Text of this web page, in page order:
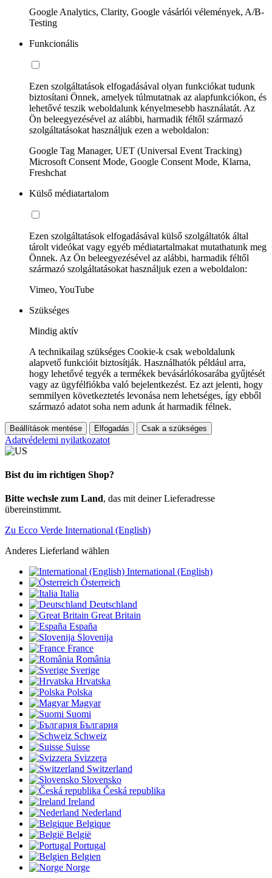
Google Analytics, Clarity, Google vásárlói vélemények, A/B-
Testing
Funkcionális
Ezen szolgáltatások elfogadásával olyan funkciókat tudunk
biztosítani Önnek, amelyek túlmutatnak az alapfunkciókon, és
lehetővé teszik weboldalunk kényelmesebb használatát. Az
Ön beleegyezésével az alábbi, harmadik féltől származó
szolgáltatásokat használjuk ezen a weboldalon:
Google Tag Manager, UET (Universal Event Tracking)
Microsoft Consent Mode, Google Consent Mode, Klarna,
Freshchat
Külső médiatartalom
Ezen szolgáltatások elfogadásával külső szolgáltatók által
tárolt videókat vagy egyéb médiatartalmakat mutathatunk meg
Önnek. Az Ön beleegyezésével az alábbi, harmadik féltől
származó szolgáltatásokat használjuk ezen a weboldalon:
Vimeo, YouTube
Szükséges
Mindig aktív
A technikailag szükséges Cookie-k csak weboldalunk
alapvető funkcióit biztosítják. Használhatók például arra,
hogy lehetővé tegyék a termékek bevásárlókosarába gyűjtését
vagy az ügyfélfiókba való bejelentkezést. Ez azt jelenti, hogy
semmilyen következtetés levonása nem lehetséges, így ebből
származó adatot soha nem adunk át harmadik félnek.
Beállítások mentése Elfogadás Csak a szükséges
Adatvédelemi nyilatkozatot
Bist du im richtigen Shop?
Bitte wechsle zum Land, das mit deiner Lieferadresse
übereinstimmt.
Zu Ecco Verde International (English)
Anderes Lieferland wählen
International (English)
Österreich
Italia
Deutschland
Great Britain
España
Slovenija
France
România
Sverige
Hrvatska
Polska
Magyar
Suomi
България
Schweiz
Suisse
Svizzera
Switzerland
Slovensko
Česká republika
Ireland
Nederland
Belgique
België
Portugal
Belgien
Norge